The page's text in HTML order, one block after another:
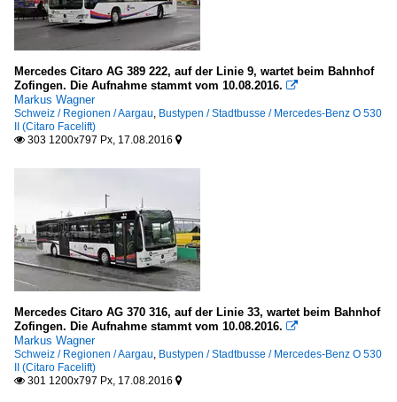
Mercedes Citaro AG 389 222, auf der Linie 9, wartet beim Bahnhof
Zofingen. Die Aufnahme stammt vom 10.08.2016. 
Markus Wagner
Schweiz / Regionen / Aargau, Bustypen / Stadtbusse / Mercedes-Benz O 530
II (Citaro Facelift)
 303 1200x797 Px, 17.08.2016 
Mercedes Citaro AG 370 316, auf der Linie 33, wartet beim Bahnhof
Zofingen. Die Aufnahme stammt vom 10.08.2016. 
Markus Wagner
Schweiz / Regionen / Aargau, Bustypen / Stadtbusse / Mercedes-Benz O 530
II (Citaro Facelift)
 301 1200x797 Px, 17.08.2016 